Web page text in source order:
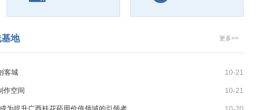
更多>>
地
10-21
客城
10-21
作空间